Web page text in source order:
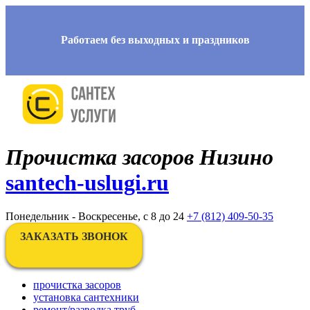
Работаем без выходных и праздников
Прочистка засоров Низино
santech-uslugi.ru
Понедельник - Воскресенье, с 8 до 24 +7 (812) 409-50-35
ЗАКАЗАТЬ ЗВОНОК
прочистка засоров
установка сантехники